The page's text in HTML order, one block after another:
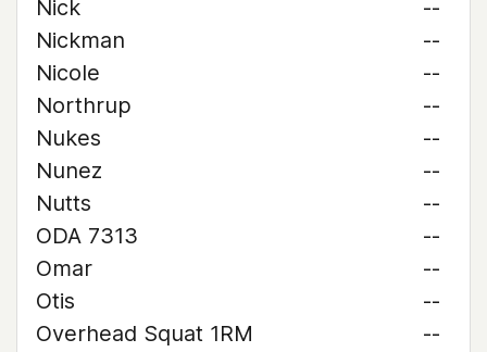
Nick
--
Nickman
--
Nicole
--
Northrup
--
Nukes
--
Nunez
--
Nutts
--
ODA 7313
--
Omar
--
Otis
--
Overhead Squat 1RM
--